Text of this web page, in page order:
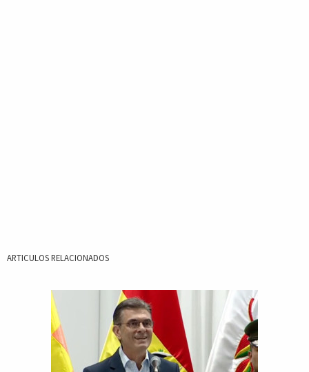
ARTICULOS RELACIONADOS